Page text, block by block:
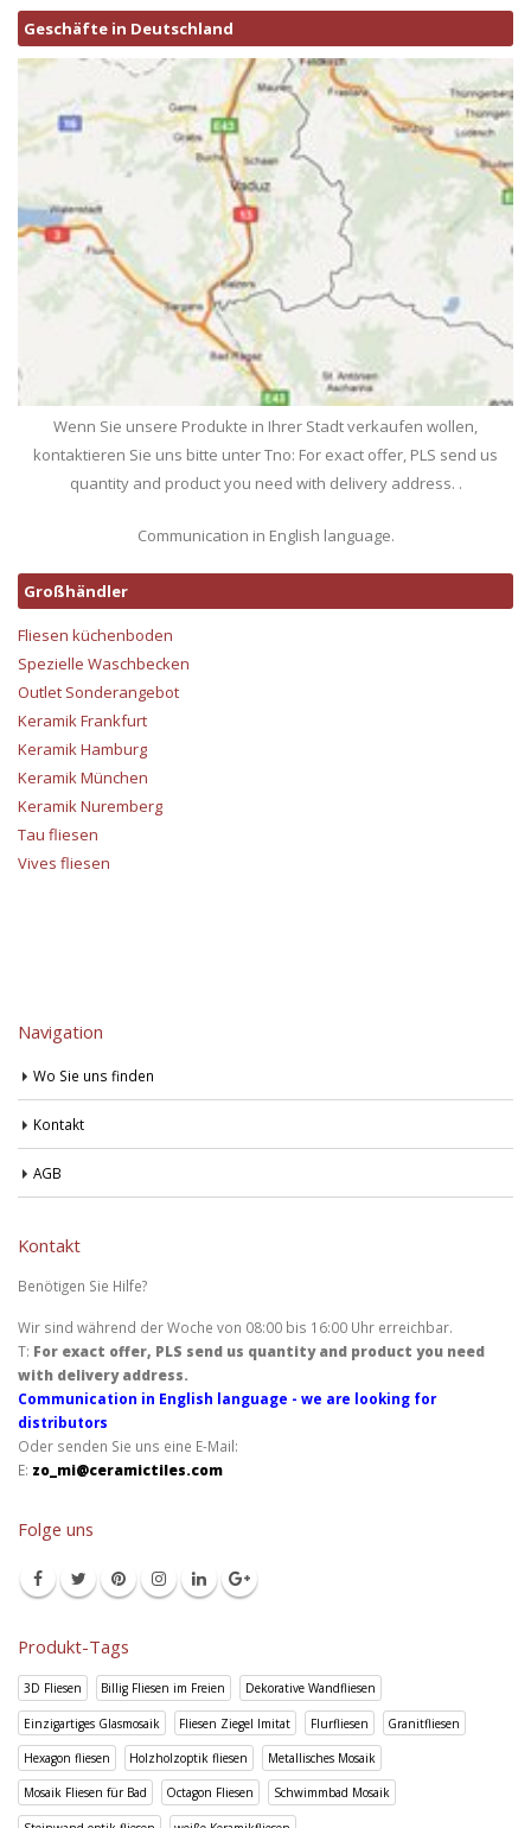
Geschäfte in Deutschland
Wenn Sie unsere Produkte in Ihrer Stadt verkaufen wollen,
kontaktieren Sie uns bitte unter Tno: For exact offer, PLS send us
quantity and product you need with delivery address. .
Communication in English language.
Großhändler
Fliesen küchenboden
Spezielle Waschbecken
Outlet Sonderangebot
Keramik Frankfurt
Keramik Hamburg
Keramik München
Keramik Nuremberg
Tau fliesen
Vives fliesen
Navigation
Wo Sie uns finden
Kontakt
AGB
Kontakt
Benötigen Sie Hilfe?
Wir sind während der Woche von 08:00 bis 16:00 Uhr erreichbar.
T: For exact offer, PLS send us quantity and product you need
with delivery address.
Communication in English language - we are looking for
distributors
Oder senden Sie uns eine E-Mail:
E: zo_mi@ceramictiles.com
Folge uns
Produkt-Tags
3D Fliesen Billig Fliesen im Freien Dekorative Wandfliesen
Einzigartiges Glasmosaik Fliesen Ziegel Imitat Flurfliesen Granitfliesen
Hexagon fliesen Holzholzoptik fliesen Metallisches Mosaik
Mosaik Fliesen für Bad Octagon Fliesen Schwimmbad Mosaik